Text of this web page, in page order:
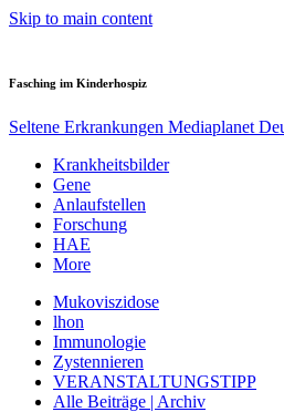
Skip to main content
Fasching im Kinderhospiz
Seltene Erkrankungen Mediaplanet
Krankheitsbilder
Gene
Anlaufstellen
Forschung
HAE
More
Mukoviszidose
lhon
Immunologie
Zystennieren
VERANSTALTUNGSTIPP
Alle Beiträge | Archiv